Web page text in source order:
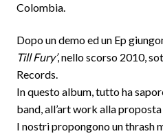
Colombia.
Dopo un demo ed un Ep
Till Fury’, nello scorso 2010,
Records.
In questo album, tutto ha
band, all’art work alla
I nostri propongono un thrash